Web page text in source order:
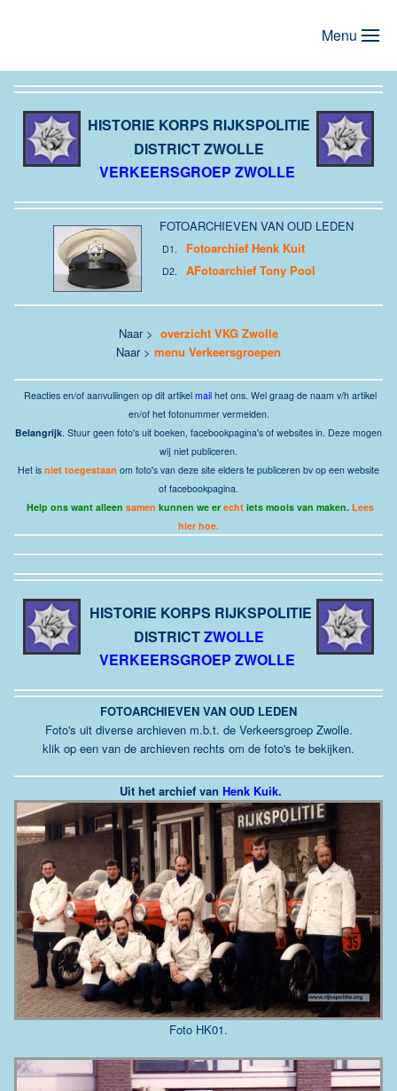
Menu
HISTORIE KORPS RIJKSPOLITIE
DISTRICTZWOLLE
VERKEERSGROEP ZWOLLE
FOTOARCHIEVEN VAN OUD LEDEN
D1. Fotoarchief Henk Kuit
D2. AFotoarchief Tony Pool
Naar > overzicht VKG Zwolle
Naar > menu Verkeersgroepen
Reactiesen/of aanvullingen op dit artikel mail het ons. Wel graag de naam v/h artikel
en/of het fotonummer vermelden.
Belangrijk. Stuur geen foto's uit boeken, facebookpagina's of websites in. Deze mogen
wij niet publiceren.
Het is niet toegestaan om foto's van deze site elders te publiceren bv op een website
of facebookpagina.
Help ons want alleen samen kunnen we er echt iets moois van maken. Lees
hier hoe.
HISTORIE KORPS RIJKSPOLITIE
DISTRICTZWOLLE
VERKEERSGROEP ZWOLLE
FOTOARCHIEVEN VAN OUD LEDEN
Foto's uit diverse archieven m.b.t. de Verkeersgroep Zwolle.
klik op een van de archieven rechts om de foto's te bekijken.
Uit het archief van Henk Kuik.
Foto HK01.